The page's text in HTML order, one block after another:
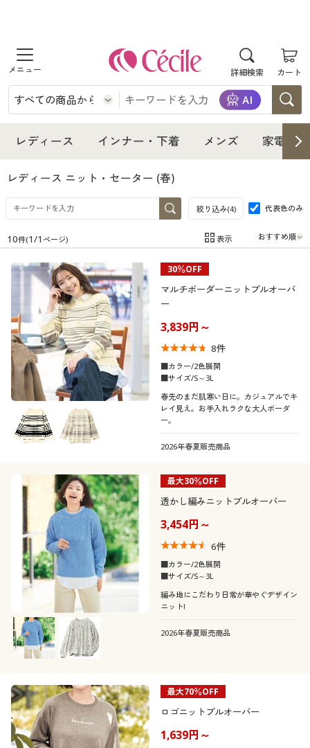
詳細検索 カート
商品を探す
レディース
レディースファッション
女性下着
インナー・下着
インナー・下着通販すべて
女性下着
メンズ下着
ジュニア・ティーンズ下着
メンズ
メンズ通販すべて
メンズファッション
メンズ下着
家電・雑貨
家電・雑貨すべて
キッチン・雑貨・日用品
寝具・インテリア・家具
寝具・インテリア・家具通販すべて
家具・収納
寝具・ベッド
カーテン・ラグ・ファブリック
美容・健康
美容・健康通販すべて
美容・健康・サプリメント
制服・スクール
制服・スクールすべて
制服・学生服
ジュニア・ティーンズ下着
大きいサイズ
大きいサイズ通販すべて
大きいサイズ レディース服
大きいサイズ レディース下着
大きいサイズ メンズ
大きいサイズ 事務・制服
バーゲン
バーゲンセール
シークレットセール
詳細検索
商品カテゴリ一覧
カタログ
カタログ・チラシからのご注文
デジタルカタログ
カタログ無料プレゼント
会員メニュー
マイページ
閲覧履歴
レディース インナー・下着 メンズ 家電・
レディース ニット・セーター (春)
絞り込み(4) 代表色のみ
在庫 在庫のある商品のみ表示
カテゴリ
口コミ
(4〜4.9)
レディースサ
イズ
S
こだわり条件
で絞り込む
柄・デザイン
無地 スリット
チェック ボーダー
襟・ネック
袖
素材
ウール コットン・綿100
シルク ナイロン
機能・特徴
ウォッシャブル(洗
える)
対策
テイスト
10件(1/1 ページ) 表示
30％OFF
マルチボーダーニットプルオーバ
ー
3,839円～
8件
■カラー/2色展開
■サイズ/S～3L
春先のまだ肌寒い日に。カジュアルでキ
レイ見え。お手入れラクな大人ボーダ
ー。
2026年春夏販売商品
最大30％OFF
透かし編みニットプルオーバー
3,454円～
6件
■カラー/2色展開
■サイズ/S～3L
編み地にこだわり日常が華やぐデザイン
ニット!
2026年春夏販売商品
最大70％OFF
ロゴニットプルオーバー
1,639円～